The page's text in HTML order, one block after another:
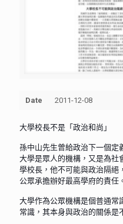
Date 2011-12-08
大學校長不是「政治和尚」
孫中山先生曾給政治下一個定
大學是眾人的機構，又是為社
學校長，他不可能與政治隔絕
公眾承擔辦好最高學府的責任
大學作為公眾機構是個普通常
常識，其本身與政治的關係是